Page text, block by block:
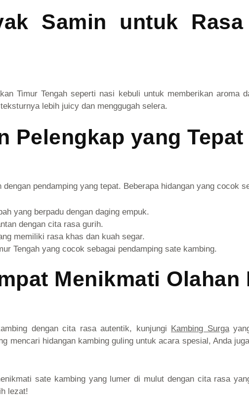
Samin untuk
Timur Tengah seperti nasi kebuli untuk memberikan aroma
lebih juicy dan menggugah selera.
Pelengkap yang Tepat
pendamping yang tepat. Beberapa hidangan yang cocok
yang berpadu dengan daging empuk.
dengan cita rasa gurih.
memiliki rasa khas dan kuah segar.
Tengah yang cocok sebagai pendamping sate kambing.
Menikmati Olahan
dengan cita rasa autentik, kunjungi Kambing Surga
mencari hidangan kambing guling untuk acara spesial, Anda
sate kambing yang lumer di mulut dengan cita rasa
lezat!